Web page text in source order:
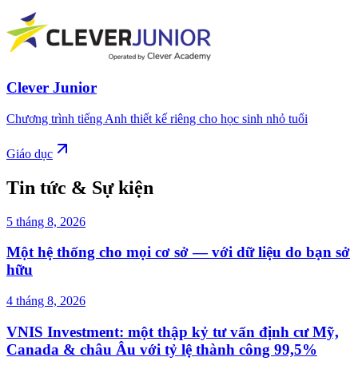
Clever Junior
Chương trình tiếng Anh thiết kế riêng cho học sinh nhỏ tuổi
Giáo dục
Tin tức & Sự kiện
5 tháng 8, 2026
Một hệ thống cho mọi cơ sở — với dữ liệu do bạn sở
hữu
4 tháng 8, 2026
VNIS Investment: một thập kỷ tư vấn định cư Mỹ,
Canada & châu Âu với tỷ lệ thành công 99,5%